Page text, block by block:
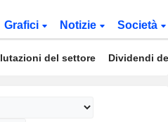
Grafici Notizie Società
del settore Dividendi